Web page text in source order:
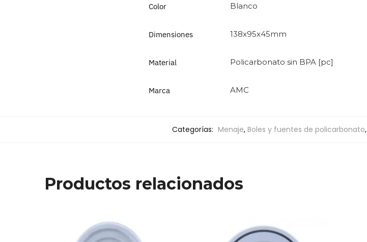
Color Blanco
Dimensiones 138x95x45mm
Material Policarbonato sin BPA [pc]
Marca AMC
Categorías: Menaje, Boles y fuentes de policarbonato,
Productos relacionados